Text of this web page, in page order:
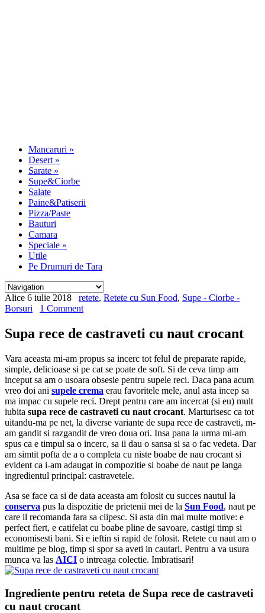
Mancaruri »
Desert »
Sarate »
Supe&Ciorbe
Salate
Paine&Patiserii
Pizza/Paste
Bauturi
Camara
Speciale »
Utile
Pe Drumuri de Tara
Alice 6 iulie 2018 retete, Retete cu Sun Food, Supe - Ciorbe -
Borsuri
1 Comment
Supa rece de castraveti cu naut crocant
Vara aceasta mi-am propus sa incerc tot felul de preparate rapide,
simple, delicioase si pe cat se poate de soft. Si de ceva timp am
inceput sa am o usoara obsesie pentru supele reci. Daca pana acum
vreo doi ani supele crema erau favoritele mele, anul asta incep sa
ma impac cu supele reci. Drept pentru care am incercat (si eu) mult
iubita supa rece de castraveti cu naut crocant. Marturisesc ca tot
uitandu-ma pe net, la diverse variante de supa rece de castraveti, m-
am gandit si razgandit de vreo doua ori. Insa pana la urma mi-am
spus ca e timpul sa o incerc, sa ii dau o sansa si sa o fac vedeta. Dar
am simtit pofta de a o completa cu niste boabe de nau crocant si
evident ca i-am adaugat in compozitie si boabe de naut pe langa
ingredientul principal: castravetele.
Asa se face ca si de data aceasta am folosit cu succes nautul la
conserva pus la dispozitie de prietenii mei de la Sun Food, naut pe
care il recomanda fara sa clipesc. Si asta din mai multe motive: e
perfect fiert, e catifelat cu boabe pline de savoare, castigi timp si
economisesti bani. Si e ieftin si rapid de folosit. Retete cu naut am o
multime pe blog, timp si spor sa aveti in cautari. Pentru a va usura
munca va las AICI o intreaga colectie. Imbratisari!
Ingrediente pentru reteta de Supa rece de castraveti
cu naut crocant